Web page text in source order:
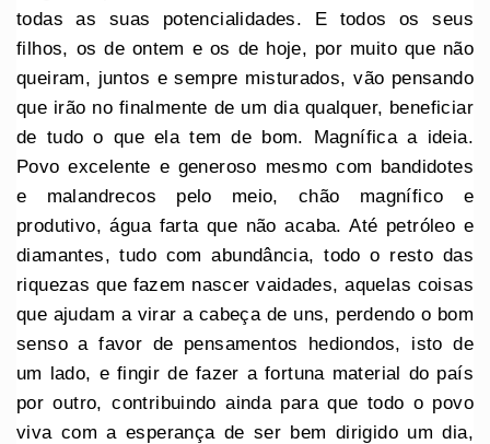
todas as suas potencialidades. E todos os seus
filhos, os de ontem e os de hoje, por muito que não
queiram, juntos e sempre misturados, vão pensando
que irão no finalmente de um dia qualquer, beneficiar
de tudo o que ela tem de bom. Magnífica a ideia.
Povo excelente e generoso mesmo com bandidotes
e malandrecos pelo meio, chão magnífico e
produtivo, água farta que não acaba. Até petróleo e
diamantes, tudo com abundância, todo o resto das
riquezas que fazem nascer vaidades, aquelas coisas
que ajudam a virar a cabeça de uns, perdendo o bom
senso a favor de pensamentos hediondos, isto de
um lado, e fingir de fazer a fortuna material do país
por outro, contribuindo ainda para que todo o povo
viva com a esperança de ser bem dirigido um dia,